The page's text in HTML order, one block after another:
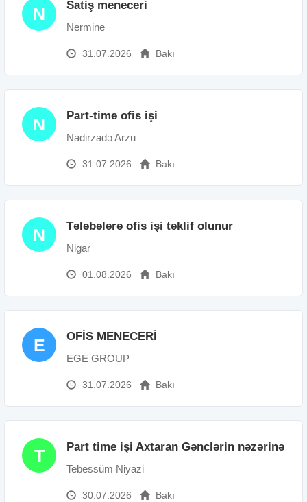
N Satiş meneceri
Nermine
31.07.2026 Bakı
N Part-time ofis işi
Nadirzadə Arzu
31.07.2026 Bakı
N Tələbələrə ofis işi təklif olunur
Nigar
01.08.2026 Bakı
E OFİS MENECERİ
EGE GROUP
31.07.2026 Bakı
T Part time işi Axtaran Gənclərin nəzərinə
Tebessüm Niyazi
30.07.2026 Bakı